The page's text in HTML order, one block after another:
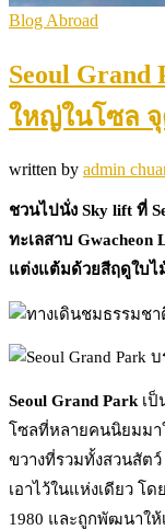
Blog Abroad
Seoul
ใหญ่ในโซล
written by admin
ชวนไปนั่ง Sky lift ที่
ทะเลสาบ Gwacheon
แต่งแต้มด้วยสีฤดูใบไ
Seoul Grand Parkเป็
โซลที่หลายคนนิยมมา
ขวางที่รวมทั้งสวนสัต
เอาไว้ในแห่งเดียว โ
1980 และถูกพัฒนาใ